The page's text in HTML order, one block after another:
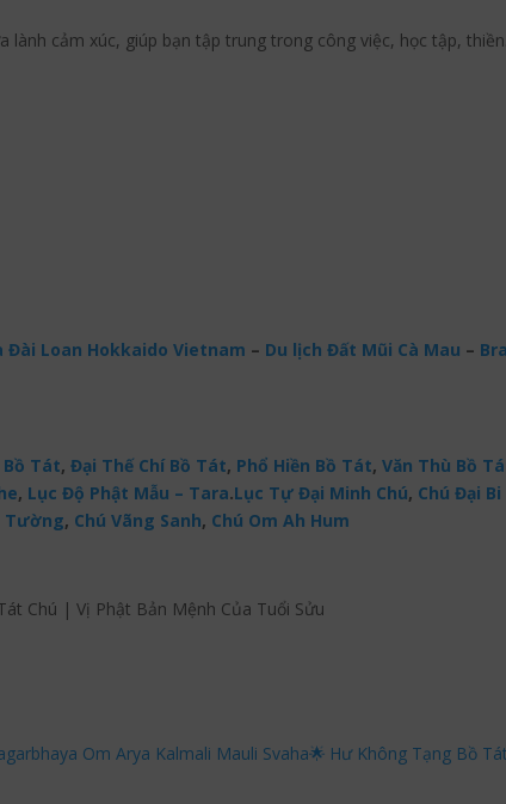
lành cảm xúc, giúp bạn tập trung trong công việc, học tập,
Đài Loan Hokkaido Vietnam – Du lịch Đất Mũi Cà Mau –
Bồ Tát, Đại Thế Chí Bồ Tát, Phổ Hiền Bồ Tát, Văn Thù Bồ
, Lục Độ Phật Mẫu – Tara.Lục Tự Đại Minh Chú, Chú Đại
Tường, Chú Vãng Sanh, Chú Om Ah Hum
Chú | Vị Phật Bản Mệnh Của Tuổi Sửu
Om Arya Kalmali Mauli Svaha🌟 Hư Không Tạng Bồ